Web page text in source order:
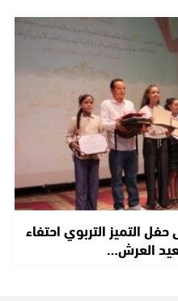
التميز التربوي احتفاء
العرش…